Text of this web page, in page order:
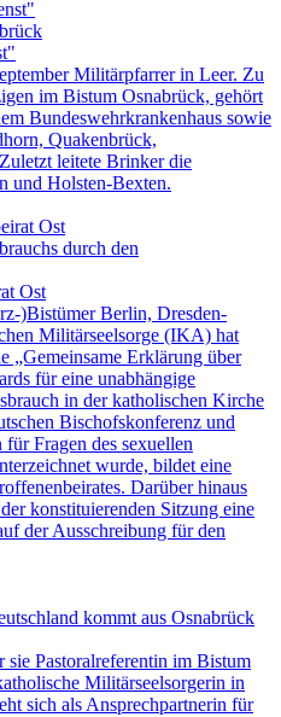
Militärpfarrer in Leer. Zu
im Bistum Osnabrück, gehört
Bundeswehrkrankenhaus sowie
Quakenbrück,
leitete Brinker die
und Holsten-Bexten.
durch den
Ost
)Bistümer Berlin, Dresden-
Militärseelsorge (IKA) hat
„Gemeinsame Erklärung über
für eine unabhängige
in der katholischen Kirche
Bischofskonferenz und
Fragen des sexuellen
wurde, bildet eine
Darüber hinaus
konstituierenden Sitzung eine
der Ausschreibung für den
kommt aus Osnabrück
Pastoralreferentin im Bistum
Militärseelsorgerin in
sich als Ansprechpartnerin für